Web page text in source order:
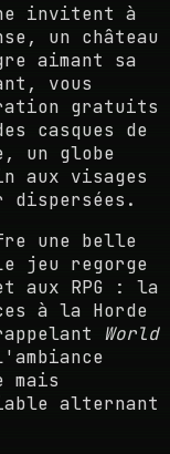
invitent à
un château
aimant sa
vous
gratuits
casques de
un globe
aux visages
une belle
jeu regorge
aux RPG : la
à la Horde
World
mais
alternant